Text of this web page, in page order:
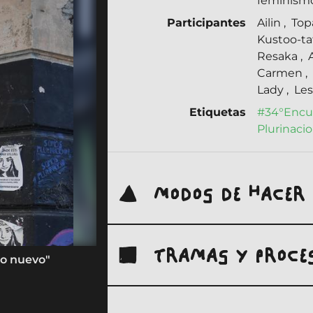
nuevo" Parte del mural, ochava, "Somos
Participantes
Ailin ,
Kustoo-
Resaka ,
Carmen ,
Lady ,
Etiquetas
MODOS DE HACER
TRAMAS Y